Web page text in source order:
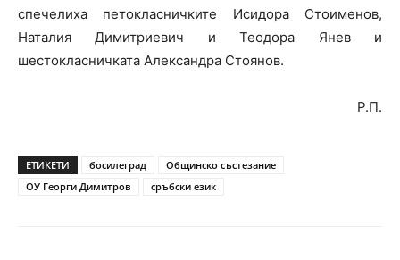
спечелиха петокласничките Исидора Стоименов,
Наталия Димитриевич и Теодора Янев и
шестокласничката Александра Стоянов.
Р.П.
ЕТИКЕТИ босилеград
Общинско състезание
ОУ Георги Димитров
сръбски език